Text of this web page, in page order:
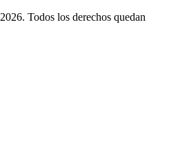
2026. Todos los derechos quedan